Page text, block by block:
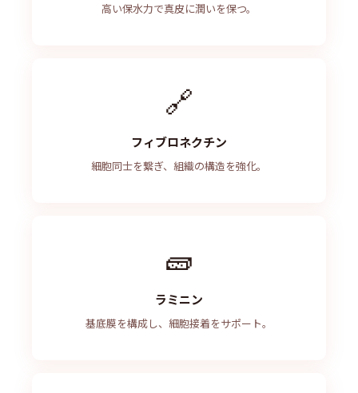
高い保水力で真皮に潤いを保つ。
🔗
フィブロネクチン
細胞同士を繋ぎ、組織の構造を強化。
🧱
ラミニン
基底膜を構成し、細胞接着をサポート。